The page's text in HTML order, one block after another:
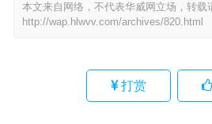
本文来自网络，不代表华威网立场，转载
http://wap.hlwvv.com/archives/820.html
打赏